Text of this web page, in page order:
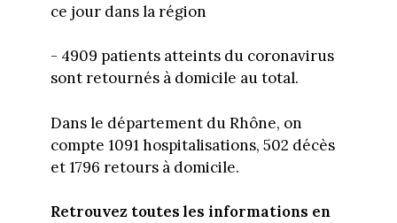
ce jour dans la région
- 4909 patients atteints du coronavirus
sont retournés à domicile au total.
Dans le département du Rhône, on
compte 1091 hospitalisations, 502 décès
et 1796 retours à domicile.
Retrouvez toutes les informations en